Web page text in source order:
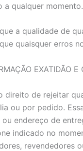
a qualquer
a qualidade de
quaisquer erros
EXATIDÃO E
direito de rejeitar
ou por pedido.
ou endereço de
indicado no
revendedores